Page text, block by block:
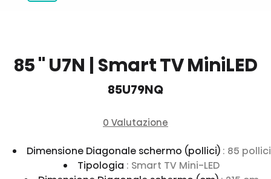
85 '' U7N | Smart TV MiniLED
85U79NQ
0 Valutazione
Dimensione Diagonale schermo (pollici) : 85 pollici
Tipologia : Smart TV Mini-LED